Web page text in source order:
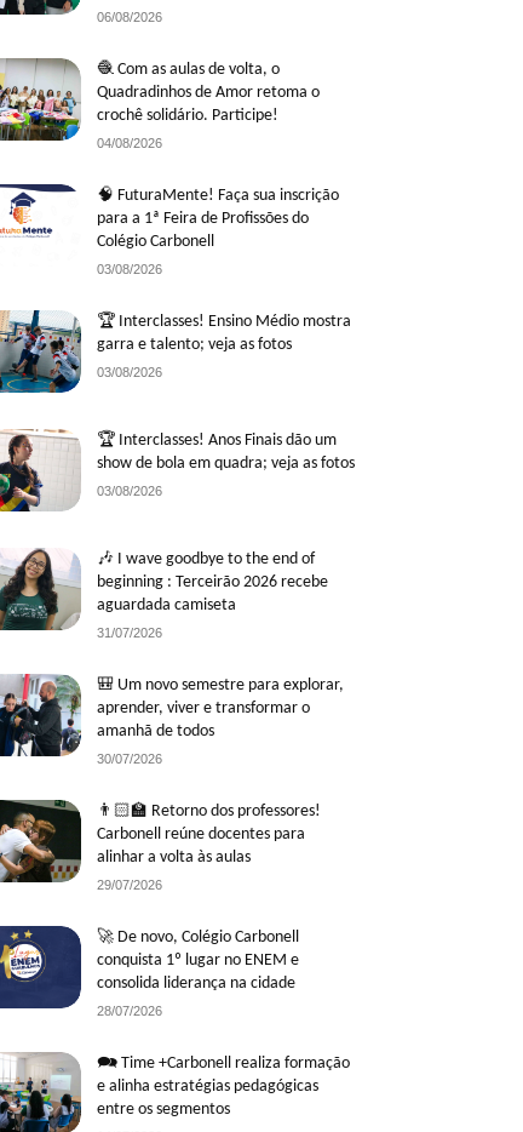
06/08/2026
🧶 Com as aulas de volta, o
Quadradinhos de Amor retoma o
crochê solidário. Participe!
04/08/2026
🧠 FuturaMente! Faça sua inscrição
para a 1ª Feira de Profissões do
Colégio Carbonell
03/08/2026
🏆 Interclasses! Ensino Médio mostra
garra e talento; veja as fotos
03/08/2026
🏆 Interclasses! Anos Finais dão um
show de bola em quadra; veja as fotos
03/08/2026
🎶 I wave goodbye to the end of
beginning : Terceirão 2026 recebe
aguardada camiseta
31/07/2026
🎒 Um novo semestre para explorar,
aprender, viver e transformar o
amanhã de todos
30/07/2026
👨🏻‍🏫 Retorno dos professores!
Carbonell reúne docentes para
alinhar a volta às aulas
29/07/2026
🚀 De novo, Colégio Carbonell
conquista 1º lugar no ENEM e
consolida liderança na cidade
28/07/2026
🗪 Time +Carbonell realiza formação
e alinha estratégias pedagógicas
entre os segmentos